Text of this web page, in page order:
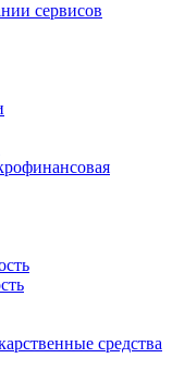
сервисов
средства